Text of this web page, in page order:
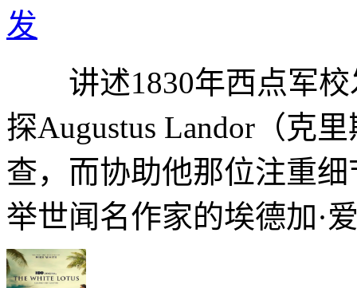
发
讲述1830年西点军校
探Augustus Landor（克
查，而协助他那位注重
举世闻名作家的埃德加·